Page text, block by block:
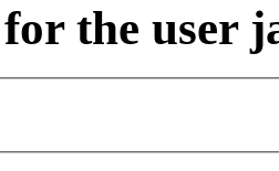
the user